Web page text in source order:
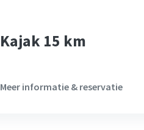
Kajak 15 km
Meer informatie & reservatie